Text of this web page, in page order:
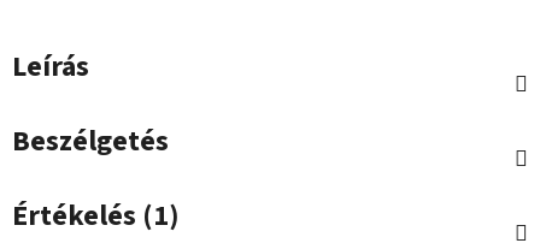
Leírás
Beszélgetés
Értékelés (1)